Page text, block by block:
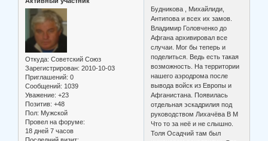
Откуда: Советский Союз
Зарегистрирован: 2010-10-03
Приглашений: 0
Сообщений: 1039
Уважение: +23
Позитив: +48
Пол: Мужской
Провел на форуме:
18 дней 7 часов
Будникова , Михайлиди,
Антипова и всех их замов.
Владимир Головченко до
Афгана архивировал все
случаи. Мог бы теперь и
поделиться. Ведь есть такая
возможность. На территории
нашего аэродрома после
вывода войск из Европы и
Афганистана. Появилась
отдельная эскадрилия под
руководством Лихачёва В М
Что то за неё и не слышно.
Толя Осадчий там был